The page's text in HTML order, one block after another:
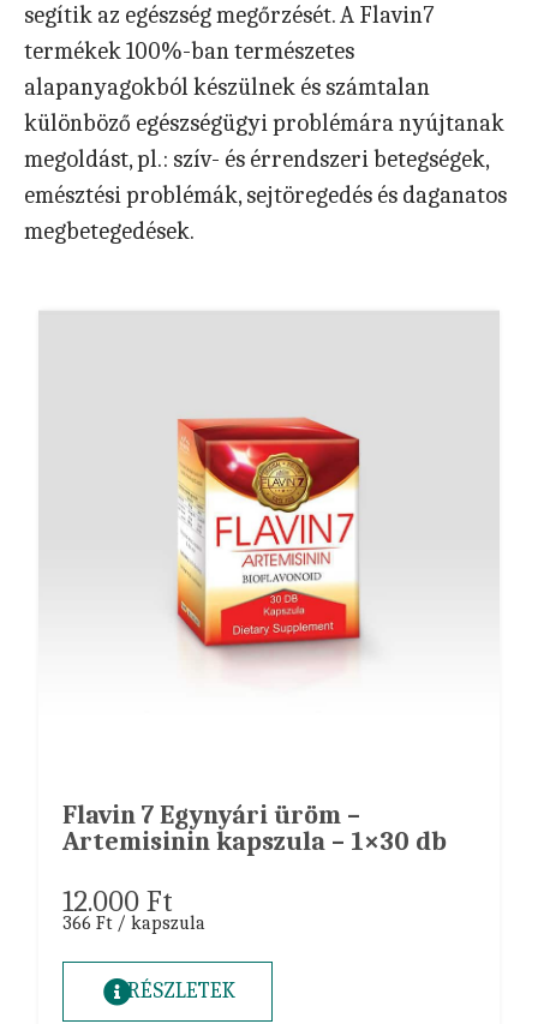
segítik az egészség megőrzését. A Flavin7
termékek 100%-ban természetes
alapanyagokból készülnek és számtalan
különböző egészségügyi problémára nyújtanak
megoldást, pl.: szív- és érrendszeri betegségek,
emésztési problémák, sejtöregedés és daganatos
megbetegedések.
Flavin 7 Egynyári üröm –
Artemisinin kapszula – 1×30 db
12.000Ft
366 Ft / kapszula
RÉSZLETEK